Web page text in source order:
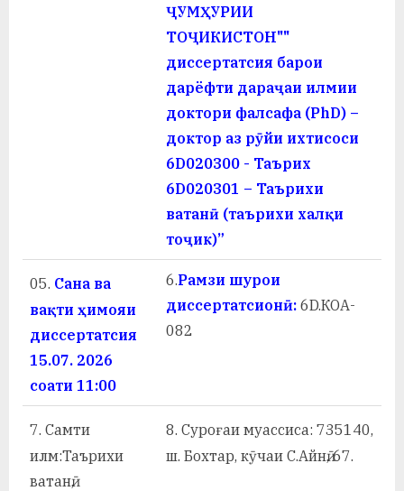
и
Х
р
а
ҶУМҲУРИИ
ТОҶИКИСТОН""
диссертатсия барои
дарёфти дараҷаи илмии
доктори фалсафа (PhD) –
доктор аз рӯйи ихтисоси
6D020300 - Таърих
6D020301 – Таърихи
ватанӣ (таърихи халқи
тоҷик)”
05. Сана ва
вақти ҳимояи
диссертатсия
15.07. 2026
соати 11:00
6.Рамзи шурои
диссертатсионӣ: 6D.КOА-
082
7. Самти
илм:Таърихи
ватанӣ,
8. Суроғаи муассиса: 735140,
ш. Бохтар, кӯчаи С.Айнӣ, 67.